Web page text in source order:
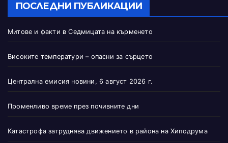
ПОСЛЕДНИ ПУБЛИКАЦИИ
Митове и факти в Седмицата на кърменето
Високите температури – опасни за сърцето
Централна емисия новини, 6 август 2026 г.
Променливо време през почивните дни
Катастрофа затруднява движението в района на Хиподрума